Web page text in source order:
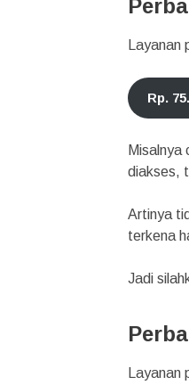
Rp.
Misalnya
diakses,
Artinya
terkena
Jadi